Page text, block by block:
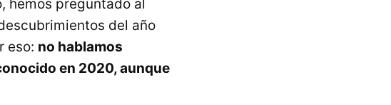
hemos preguntado al
del año
eso: no hablamos
en 2020, aunque